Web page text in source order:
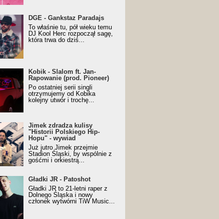
z nagrodą za
Trueschoolowy
Roku (Popkillery 2023)
DGE - Gankstaz Paradajs
To właśnie tu, pół wieku temu
DJ Kool Herc rozpoczął sagę,
która trwa do dziś...
- Slalom ft. Jan-
(prod. Pioneer)
Music Visualiser]
Kobik - Slalom ft. Jan-
Rapowanie (prod. Pioneer)
Po ostatniej serii singli
otrzymujemy od Kobika
kolejny utwór i trochę...
zdradza kulisy "Historii
Hip-Hopu" - wywiad
Jimek zdradza kulisy
"Historii Polskiego Hip-
Hopu" - wywiad
Już jutro Jimek przejmie
Stadion Śląski, by wspólnie z
gośćmi i orkiestrą...
JR - Patoshot
Gładki JR - Patoshot
Gładki JR to 21-letni raper z
Dolnego Śląska i nowy
członek wytwórni TiW Music...